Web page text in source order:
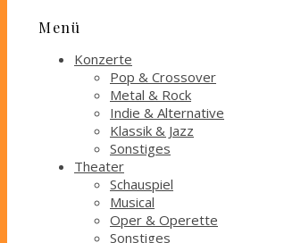
Menü
Konzerte
Pop & Crossover
Metal & Rock
Indie & Alternative
Klassik & Jazz
Sonstiges
Theater
Schauspiel
Musical
Oper & Operette
Sonstiges